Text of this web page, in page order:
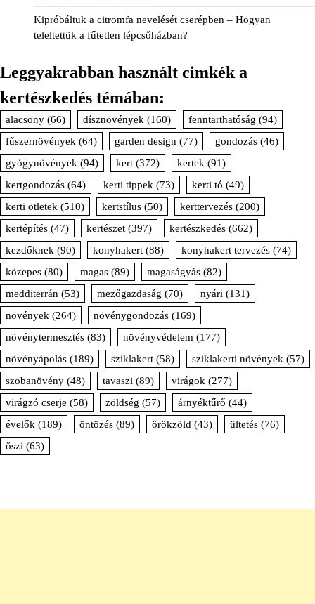
Kipróbáltuk a citromfa nevelését cserépben – Hogyan
teleltettük a fűtetlen lépcsőházban?
Leggyakrabban használt cimkék a
kertészkedés témában:
alacsony (66) dísznövények (160) fenntarthatóság (94)
fűszernövények (64) garden design (77) gondozás (46)
gyógynövények (94) kert (372) kertek (91)
kertgondozás (64) kerti tippek (73) kerti tó (49)
kerti ötletek (510) kertstílus (50) kerttervezés (200)
kertépítés (47) kertészet (397) kertészkedés (662)
kezdőknek (90) konyhakert (88) konyhakert tervezés (74)
közepes (80) magas (89) magaságyás (82)
medditerrán (53) mezőgazdaság (70) nyári (131)
növények (264) növénygondozás (169)
növénytermesztés (83) növényvédelem (177)
növényápolás (189) sziklakert (58) sziklakerti növények (57)
szobanövény (48) tavaszi (89) virágok (277)
virágzó cserje (58) zöldség (57) árnyéktűrő (44)
évelők (189) öntözés (89) örökzöld (43) ültetés (76)
őszi (63)